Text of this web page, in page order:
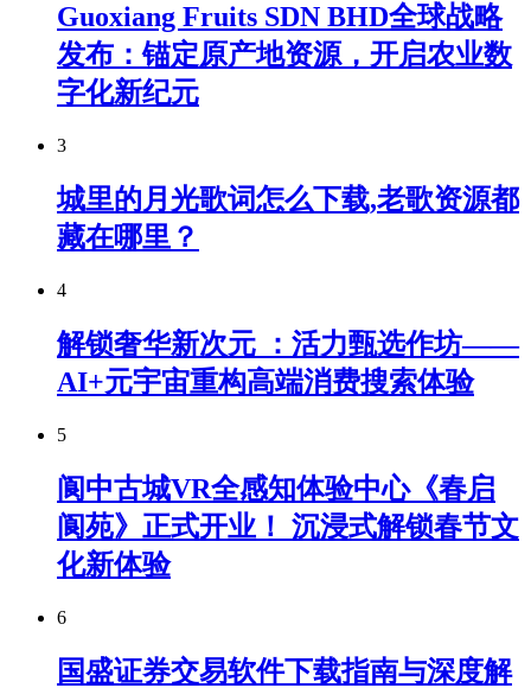
Guoxiang Fruits SDN BHD全球战略
发布：锚定原产地资源，开启农业数
字化新纪元
3
城里的月光歌词怎么下载,老歌资源都
藏在哪里？
4
解锁奢华新次元 ：活力甄选作坊——
AI+元宇宙重构高端消费搜索体验
5
阆中古城VR全感知体验中心《春启
阆苑》正式开业！ 沉浸式解锁春节文
化新体验
6
国盛证券交易软件下载指南与深度解